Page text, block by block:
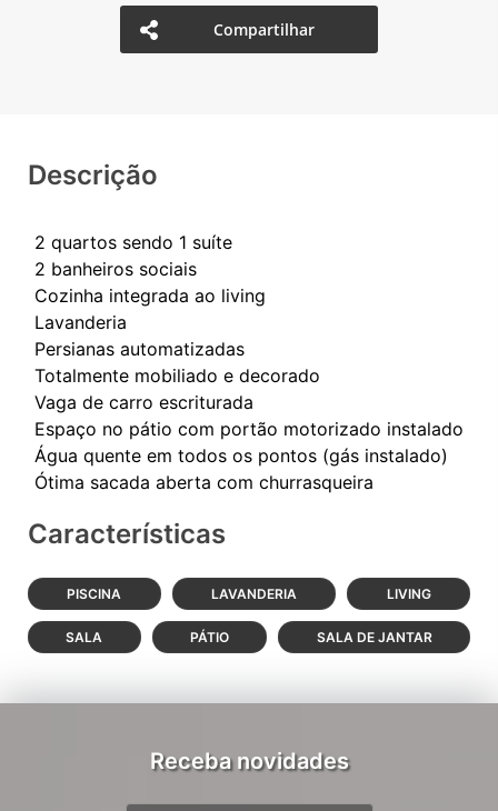
Compartilhar
Descrição
2 quartos sendo 1 suíte
2 banheiros sociais
Cozinha integrada ao living
Lavanderia
Persianas automatizadas
Totalmente mobiliado e decorado
Vaga de carro escriturada
Espaço no pátio com portão motorizado instalado
Água quente em todos os pontos (gás instalado)
Características
PISCINA LAVANDERIA LIVING
SALA PÁTIO SALA DE JANTAR
Receba novidades